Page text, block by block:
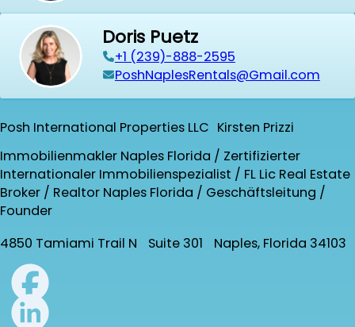
Doris Puetz
+1 (239)-888-2595
PoshNaplesRentals@Gmail.com
Posh International Properties LLC Kirsten Prizzi
Immobilienmakler Naples Florida / Zertifizierter
Internationaler Immobilienspezialist / FL Lic Real Estate
Broker / Realtor Naples Florida / Geschäftsleitung /
Founder
4850 Tamiami Trail N Suite 301 Naples, Florida 34103